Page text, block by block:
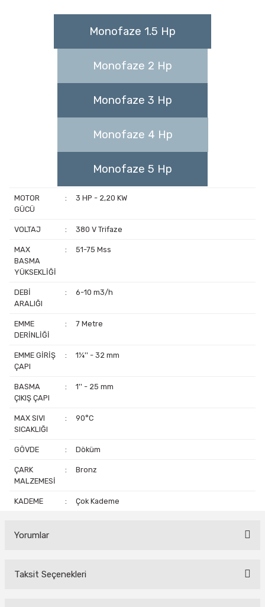
Monofaze 1.5 Hp
Monofaze 2 Hp
Monofaze 3 Hp
Monofaze 4 Hp
Monofaze 5 Hp
MOTOR
GÜCÜ
: 3 HP - 2,20 KW
VOLTAJ : 380 V Trifaze
MAX
BASMA
YÜKSEKLİĞİ
: 51-75 Mss
DEBİ
ARALIĞI
: 6-10 m3/h
EMME
DERİNLİĞİ
: 7 Metre
EMME GİRİŞ
ÇAPI
: 1¼'' - 32 mm
BASMA
ÇIKIŞ ÇAPI
: 1'' - 25 mm
MAX SIVI
SICAKLIĞI
: 90°C
GÖVDE : Döküm
ÇARK
MALZEMESİ
: Bronz
KADEME : Çok Kademe
Yorumlar
Bu ürüne ilk yorumu siz yapın!
Taksit Seçenekleri